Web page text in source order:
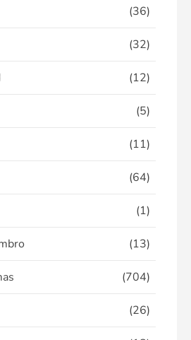
(36)
(32)
(12)
(5)
(11)
(64)
(1)
(13)
(704)
(26)